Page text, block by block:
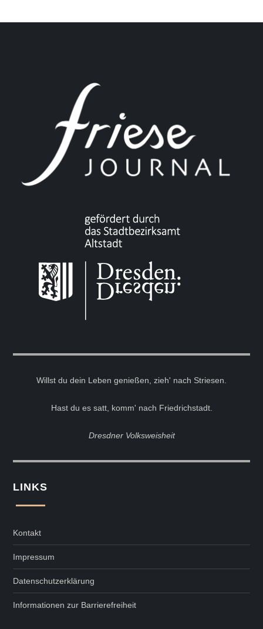
Willst du dein Leben genießen, zieh' nach Striesen.
Hast du es satt, komm' nach Friedrichstadt.
Dresdner Volksweisheit
LINKS
Kontakt
Impressum
Datenschutzerklärung
Informationen zur Barrierefreiheit